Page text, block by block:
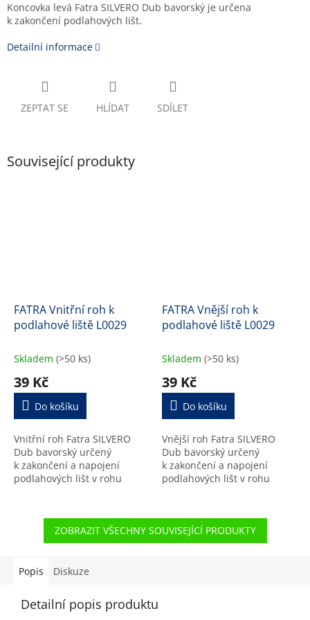
Koncovka levá Fatra SILVERO Dub bavorský je určena
k zakončení podlahových lišt.
Detailní informace
ZEPTAT SE HLÍDAT SDÍLET
Související produkty
FATRA Vnitřní roh k
podlahové liště L0029
Skladem (>50 ks)
39 Kč
Do košíku
Vnitřní roh Fatra SILVERO
Dub bavorský určený
k zakončení a napojení
podlahových lišt v rohu
FATRA Vnější roh k
podlahové liště L0029
Skladem (>50 ks)
39 Kč
Do košíku
Vnější roh Fatra SILVERO
Dub bavorský určený
k zakončení a napojení
podlahových lišt v rohu
ZOBRAZIT VŠECHNY SOUVISEJÍCÍ PRODUKTY
Popis Diskuze
Detailní popis produktu